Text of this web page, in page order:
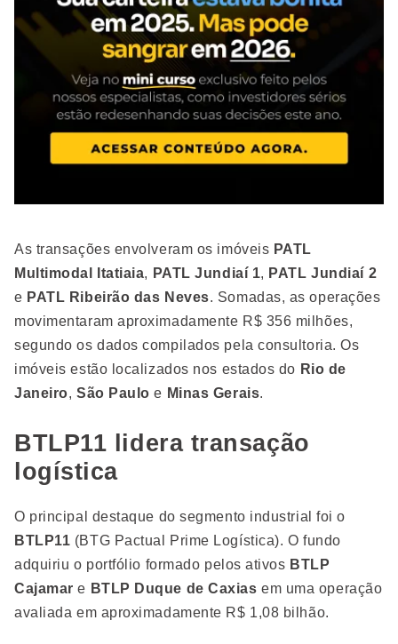
As transações envolveram os imóveis PATL
Multimodal Itatiaia, PATL Jundiaí 1, PATL Jundiaí 2
e PATL Ribeirão das Neves. Somadas, as operações
movimentaram aproximadamente R$ 356 milhões,
segundo os dados compilados pela consultoria. Os
imóveis estão localizados nos estados do Rio de
Janeiro, São Paulo e Minas Gerais.
BTLP11 lidera transação
logística
O principal destaque do segmento industrial foi o
BTLP11 (BTG Pactual Prime Logística). O fundo
adquiriu o portfólio formado pelos ativos BTLP
Cajamar e BTLP Duque de Caxias em uma operação
avaliada em aproximadamente R$ 1,08 bilhão.